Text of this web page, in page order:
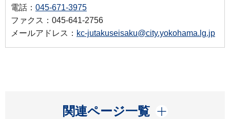
電話： 045-671-3975
ファクス：045-641-2756
メールアドレス： kc-jutakuseisaku@city.yokohama.lg.jp
関連ページ一覧
開く